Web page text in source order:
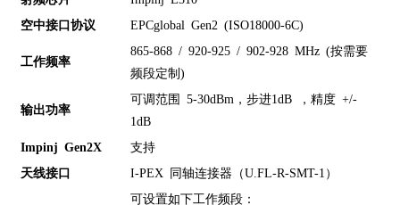
空中接口协议 EPCglobal Gen2 (ISO18000-6C)
工作频率
865-868 / 920-925 / 902-928 MHz (按需要
频段定制)
输出功率
可调范围 5-30dBm，步进1dB ，精度 +/-
1dB
Impinj Gen2X 支持
天线接口 I-PEX 同轴连接器（U.FL-R-SMT-1）
可设置如下工作频段：